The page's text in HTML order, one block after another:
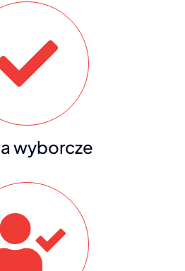
wyborcze